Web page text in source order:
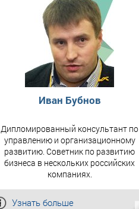
Иван Бубнов
Дипломированный консультант по
управлению и организационному
развитию. Советник по развитию
бизнеса в нескольких российских
компаниях.
Узнать больше